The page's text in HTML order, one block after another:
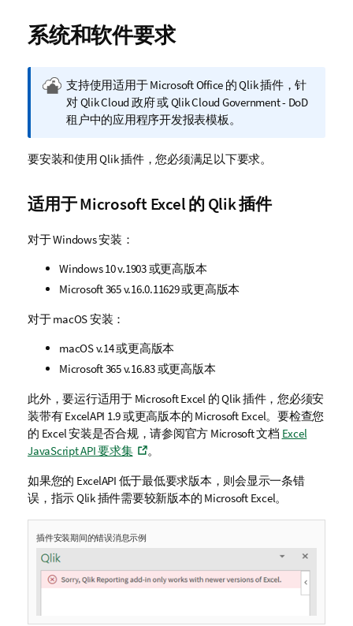
系统和软件要求
Q
l
i
C
u
G
v
e
n
m
e
t
注
释
支持使用适用于Microsoft Office 的Qlik插件，针
对Qlik Cloud 政府或Qlik Cloud Government - DoD
租户中的应用程序开发报表模板。
要安装和使用Qlik插件，您必须满足以下要求。
适用于Microsoft Excel的 Qlik插件
对于Windows安装：
Windows10v.1903 或更高版本
Microsoft 365v.16.0.11629 或更高版本
对于macOS安装：
macOSv.14 或更高版本
Microsoft 365v.16.83 或更高版本
此外，要运行适用于 Microsoft Excel的Qlik插件，您必须安
装带有 ExcelAPI 1.9 或更高版本的 Microsoft Excel。要检查您
的 Excel安装是否合规，请参阅官方 Microsoft 文档 Excel
JavaScript API 要求集
。
如果您的 ExcelAPI 低于最低要求版本，则会显示一条错
误，指示Qlik插件需要较新版本的 Microsoft Excel。
插件安装期间的错误消息示例